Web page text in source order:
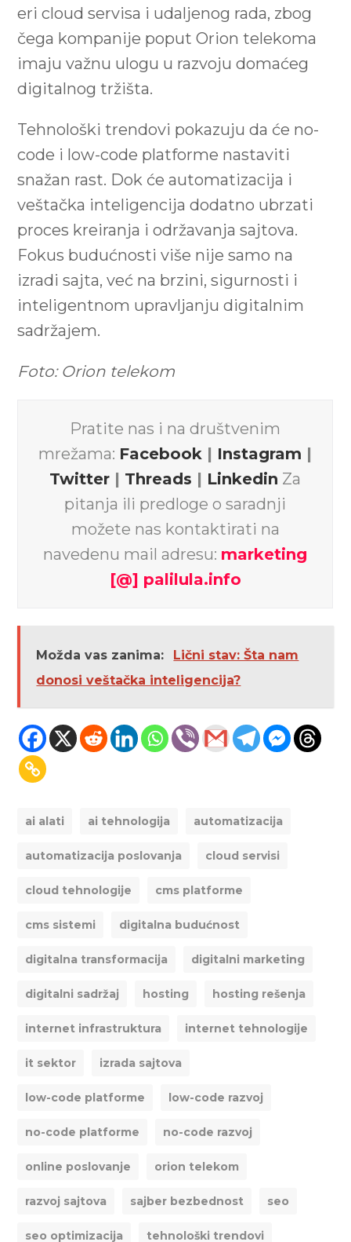
eri cloud servisa i udaljenog rada, zbog
čega kompanije poput Orion telekoma
imaju važnu ulogu u razvoju domaćeg
digitalnog tržišta.
Tehnološki trendovi pokazuju da će no-
code i low-code platforme nastaviti
snažan rast. Dok će automatizacija i
veštačka inteligencija dodatno ubrzati
proces kreiranja i održavanja sajtova.
Fokus budućnosti više nije samo na
izradi sajta, već na brzini, sigurnosti i
inteligentnom upravljanju digitalnim
sadržajem.
Foto: Orion telekom
Pratite nas i na društvenim
mrežama: Facebook | Instagram |
Twitter | Threads | Linkedin Za
pitanja ili predloge o saradnji
možete nas kontaktirati na
navedenu mail adresu: marketing
[@] palilula.info
Možda vas zanima:
Lični stav: Šta nam
donosi veštačka inteligencija?
ai alati ai tehnologija automatizacija
automatizacija poslovanja cloud servisi
cloud tehnologije cms platforme
cms sistemi digitalna budućnost
digitalna transformacija digitalni marketing
digitalni sadržaj hosting hosting rešenja
internet infrastruktura internet tehnologije
it sektor izrada sajtova
low-code platforme low-code razvoj
no-code platforme no-code razvoj
online poslovanje orion telekom
razvoj sajtova sajber bezbednost seo
seo optimizacija tehnološki trendovi